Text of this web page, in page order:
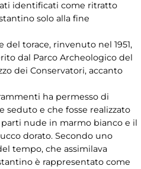
identificati come ritratto
solo alla fine
torace, rinvenuto nel 1951,
dal Parco Archeologico del
dei Conservatori, accanto
ha permesso di
seduto e che fosse realizzato
nude in marmo bianco e il
dorato. Secondo uno
tempo, che assimilava
è rappresentato come